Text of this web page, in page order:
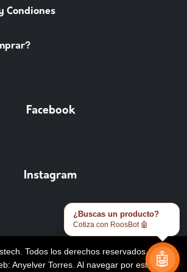
Condiones
Facebook
Instagram
Todos los derechos reservados.
Anyelver Torres . Al navegar por este
¿Buscas un producto?
Cotiza con RoosBot 🤖
🤖